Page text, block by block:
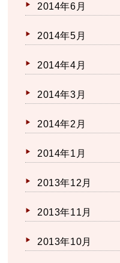
2014年6月
2014年5月
2014年4月
2014年3月
2014年2月
2014年1月
2013年12月
2013年11月
2013年10月